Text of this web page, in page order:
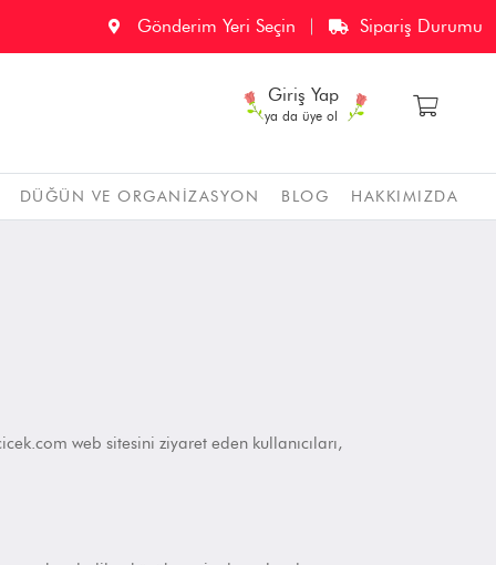
Gönderim Yeri Seçin Sipariş Durumu
Giriş Yap
ya da üye ol
DÜĞÜN VE ORGANIZASYON BLOG HAKKIMIZDA
web sitesini ziyaret eden kullanıcıları,